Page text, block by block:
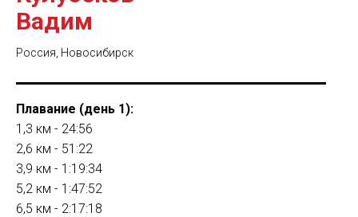
Вадим
Россия, Новосибирск
Плавание (день 1):
1,3 км - 24:56
2,6 км - 51:22
3,9 км - 1:19:34
5,2 км - 1:47:52
6,5 км - 2:17:18